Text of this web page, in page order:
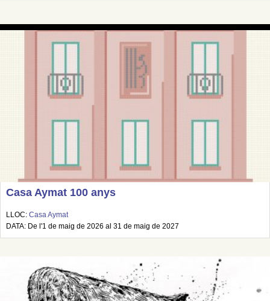
Casa Aymat 100 anys
LLOC: Casa Aymat
DATA: De l'1 de maig de 2026 al 31 de maig de 2027